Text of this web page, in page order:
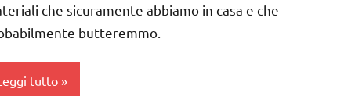
GLI
che sicuramente abbiamo in casa e che
butteremmo.
tutto